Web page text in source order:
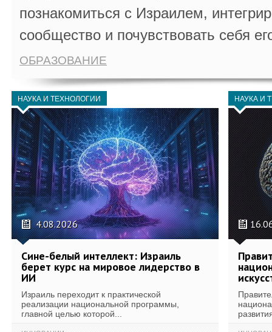
познакомиться с Израилем,
сообщество и почувствовать себя
ОБРАЗОВАНИЕ
НАУКА И ТЕХНОЛОГИИ
4.08.2026
Сине-белый интеллект: Израиль
берет курс на мировое лидерство в
ИИ
Израиль переходит к практической
реализации национальной программы,
главной целью которой...
НАУКА И